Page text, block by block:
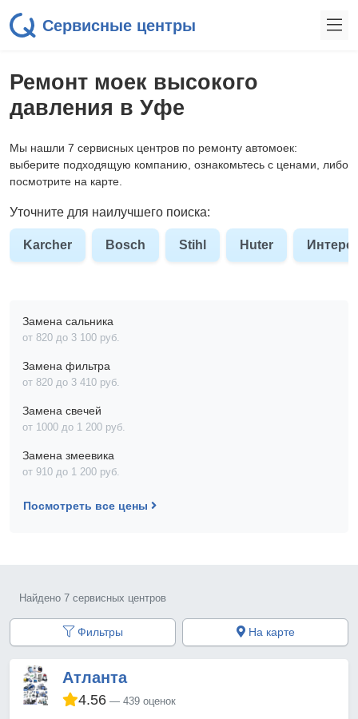
Сервисные центры
Ремонт моек высокого
давления в Уфе
Мы нашли 7 сервисных центров по ремонту автомоек:
выберите подходящую компанию, ознакомьтесь с ценами, либо
посмотрите на карте.
Уточните для наилучшего поиска:
Karcher Bosch Stihl Huter
Замена сальника
от 820 до 3 100 pyб.
Замена фильтра
от 820 до 3 410 pyб.
Замена свечей
от 1000 до 1 200 pyб.
Замена змеевика
от 910 до 1 200 pyб.
Посмотреть все цены
Найдено 7 сервисных центров
Фильтры На карте
Атланта
4.56 439 оценок